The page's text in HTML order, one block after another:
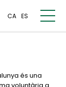
CA ES
és una